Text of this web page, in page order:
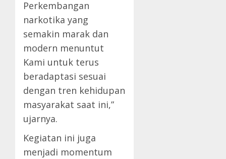
Perkembangan
narkotika yang
semakin marak dan
modern menuntut
Kami untuk terus
beradaptasi sesuai
dengan tren kehidupan
masyarakat saat ini,”
ujarnya.
Kegiatan ini juga
menjadi momentum